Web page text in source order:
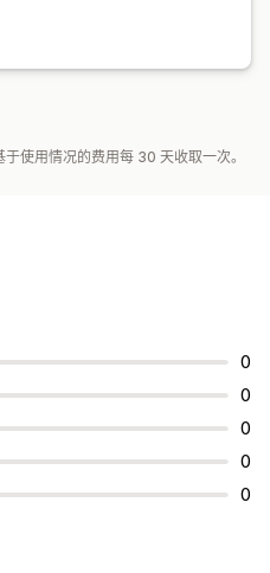
使用情况的费用每 30 天收取一次。
0
0
0
0
0